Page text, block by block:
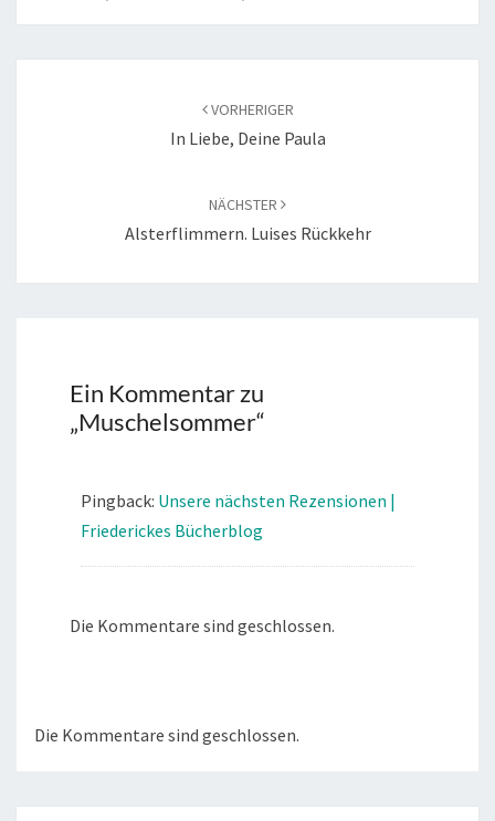
VORHERIGER
In Liebe, Deine Paula
NÄCHSTER
Alsterflimmern. Luises Rückkehr
Ein Kommentar zu
„Muschelsommer“
Pingback: Unsere nächsten Rezensionen |
Friederickes Bücherblog
Die Kommentare sind geschlossen.
Die Kommentare sind geschlossen.